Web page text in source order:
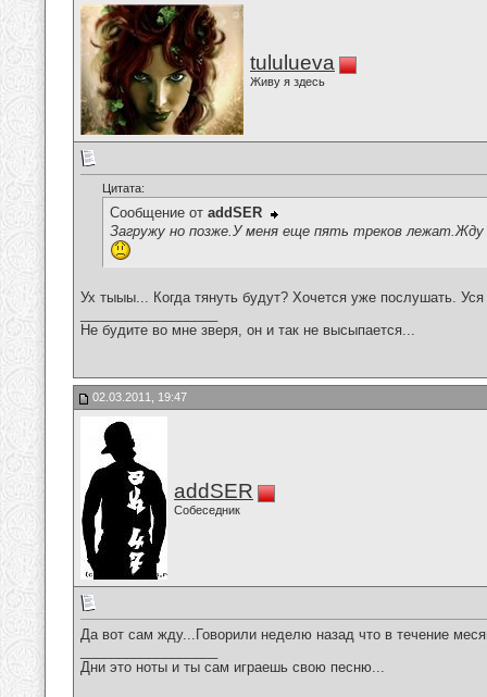
tululueva
Живу я здесь
Цитата:
Сообщение от addSER
Загружу но позже.У меня еще пять треков
Ух тыыы... Когда тянуть будут? Хочется уже послушать.
Не будите во мне зверя, он и так не высыпается...
02.03.2011, 19:47
addSER
Собеседник
Да вот сам жду...Говорили неделю назад что в течение
Дни это ноты и ты сам играешь свою песню...